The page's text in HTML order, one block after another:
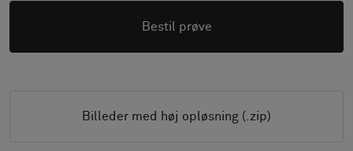
Bestil prøve
Billeder med høj opløsning (.zip)